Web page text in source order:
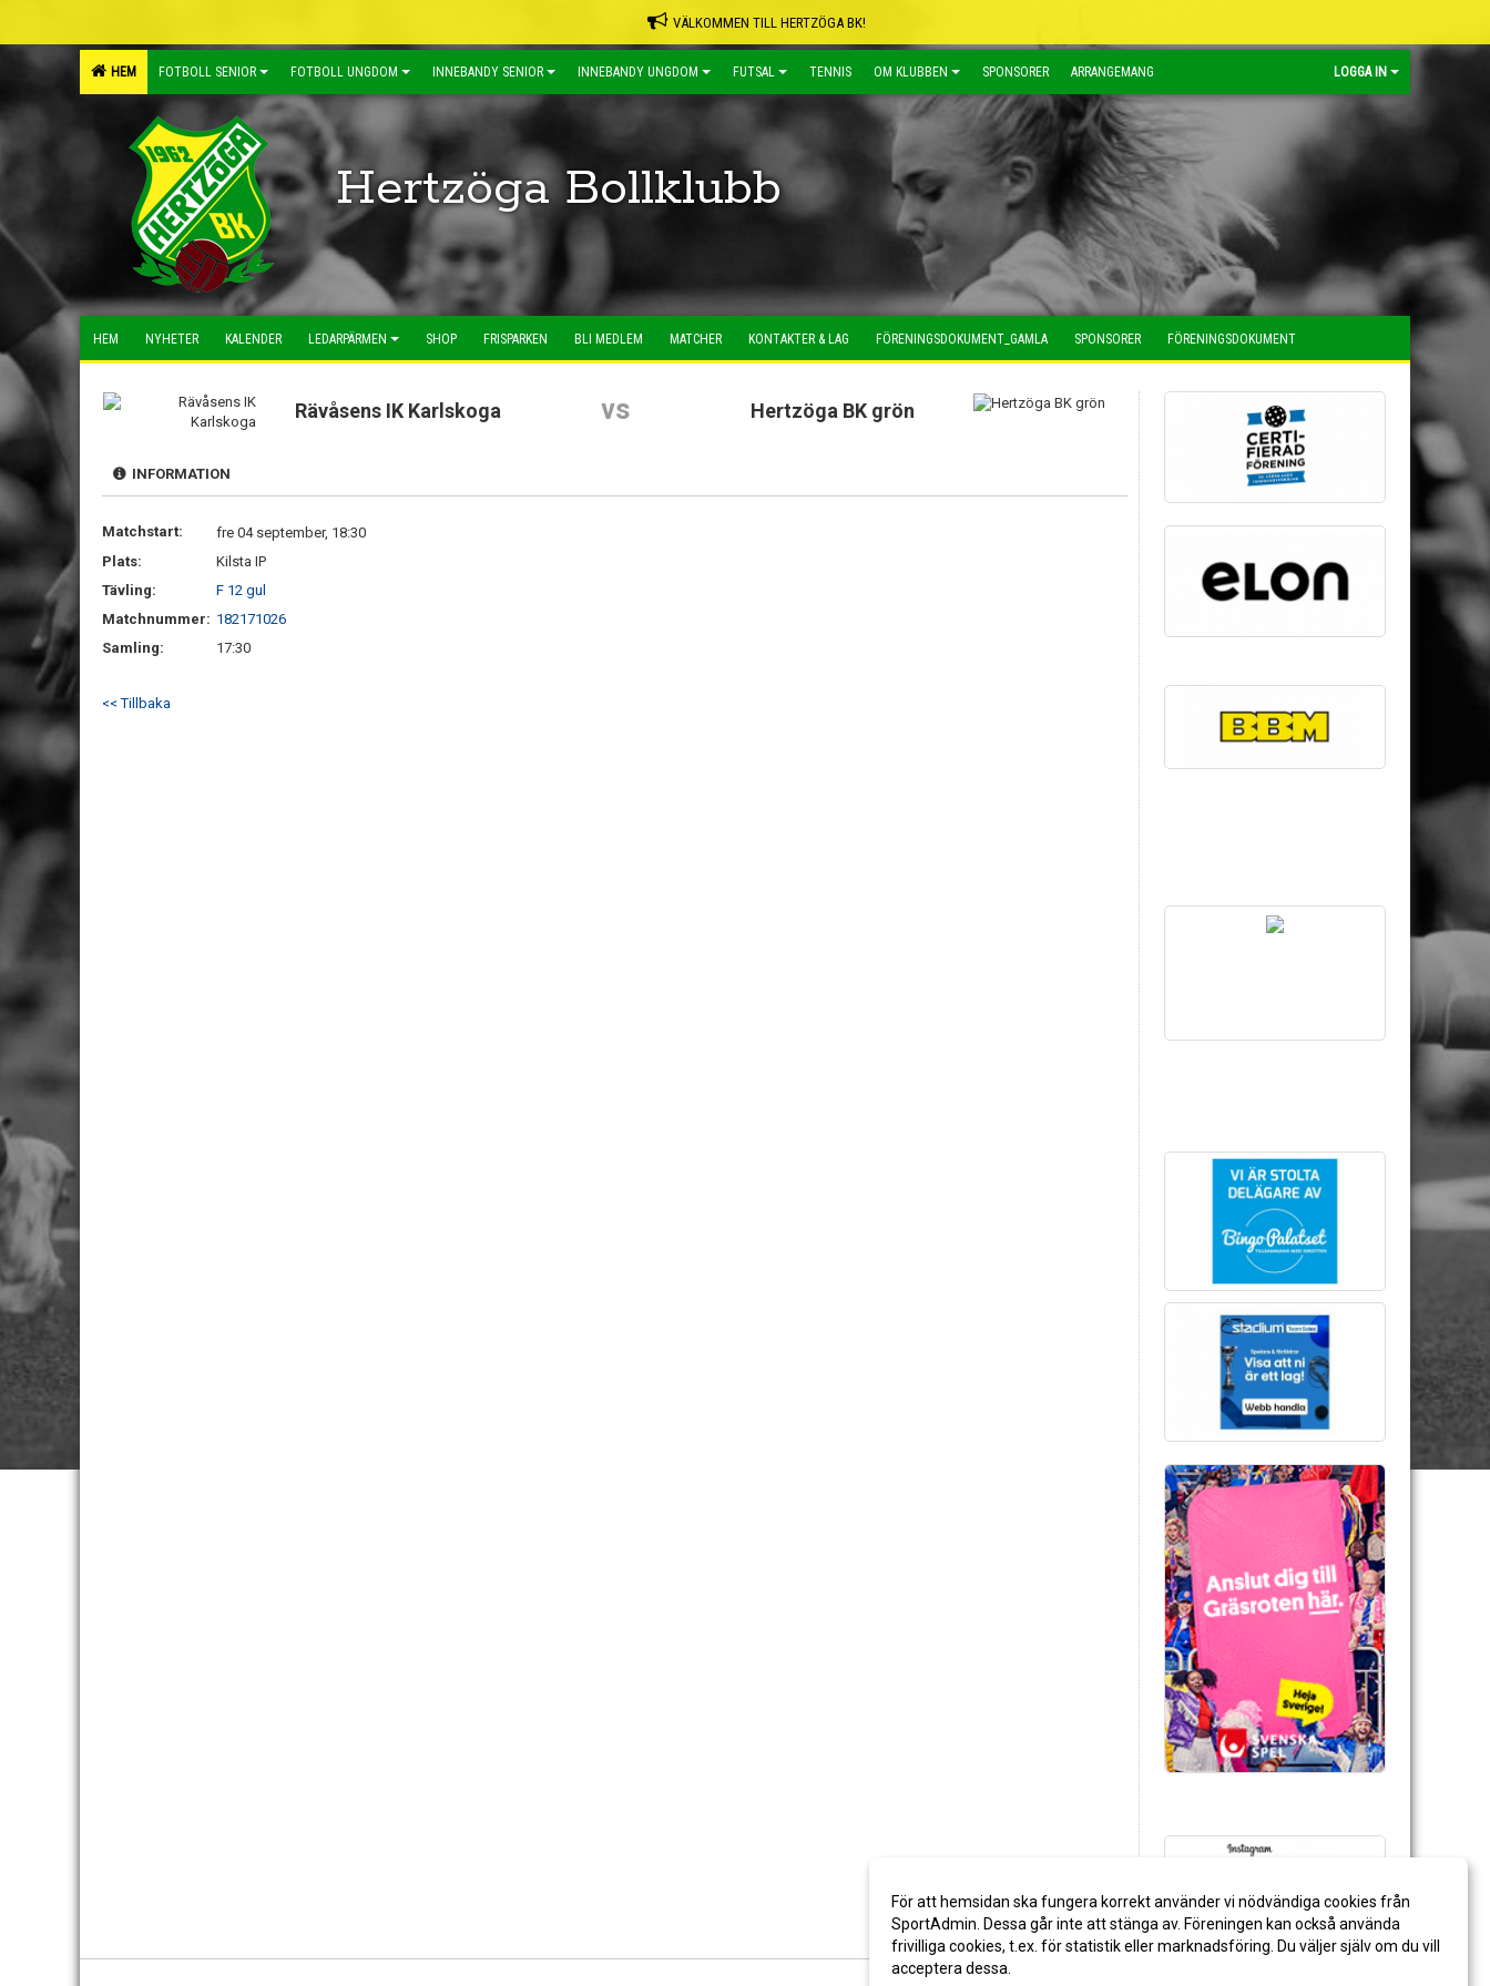
VÄLKOMMEN TILL HERTZÖGA BK!
HEM FOTBOLL SENIOR FOTBOLL UNGDOM INNEBANDY SENIOR INNEBANDY UNGDOM FUTSAL TENNIS OM KLUBBEN SPONSORER ARRANGEMANG LOGGA IN
Hertzöga Bollklubb
HEM NYHETER KALENDER LEDARPÄRMEN SHOP FRISPARKEN BLI MEDLEM MATCHER KONTAKTER & LAG FÖRENINGSDOKUMENT_GAMLA SPONSORER FÖRENINGSDOKUMENT
Rävåsens IK Karlskoga vs Hertzöga BK grön
INFORMATION
Matchstart:
fre 04 september, 18:30
Plats:
Kilsta IP
Tävling:
F 12 gul
Matchnummer: 182171026
Samling:
17:30
<< Tillbaka
För att hemsidan ska fungera korrekt använder vi nödvändiga cookies från
SportAdmin. Dessa går inte att stänga av. Föreningen kan också använda
frivilliga cookies, t.ex. för statistik eller marknadsföring. Du väljer själv om du vill
acceptera dessa.